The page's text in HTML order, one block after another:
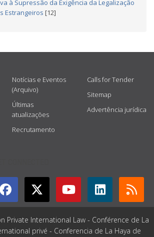
à Supressão da Exigência da Legalização
Estrangeiros [12]
Notícias e Eventos
(Arquivo)
Últimas
atualizações
Recrutamento
Calls for Tender
Sitemap
Advertência jurídica
Private International Law - Conférence de La
privé - Conferencia de La Haya de